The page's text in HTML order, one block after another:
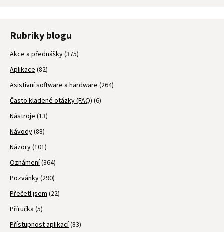
Rubriky blogu
Akce a přednášky(375)
Aplikace (82)
Asistivní software a hardware (264)
Často kladené otázky (FAQ) (6)
Nástroje (13)
Návody(88)
Názory(101)
Oznámení(364)
Pozvánky(290)
Přečetl jsem (22)
Příručka (5)
Přístupnost aplikací(83)